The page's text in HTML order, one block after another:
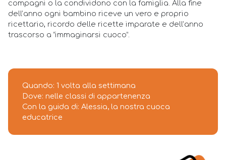
compagni o la condividono con la famiglia. Alla fine
dell’anno ogni bambino riceve un vero e proprio
ricettario, ricordo delle ricette imparate e dell’anno
trascorso a “immaginarsi cuoco”.
Quando: 1 volta alla settimana
Dove: nelle classi di appartenenza
Con la guida di: Alessia, la nostra cuoca
educatrice